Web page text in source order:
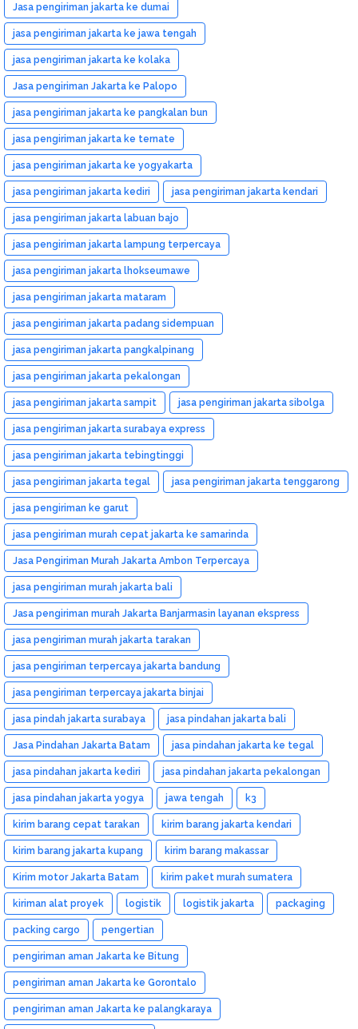
Jasa pengiriman jakarta ke dumai
jasa pengiriman jakarta ke jawa tengah
jasa pengiriman jakarta ke kolaka
Jasa pengiriman Jakarta ke Palopo
jasa pengiriman jakarta ke pangkalan bun
jasa pengiriman jakarta ke ternate
jasa pengiriman jakarta ke yogyakarta
jasa pengiriman jakarta kediri jasa pengiriman jakarta kendari
jasa pengiriman jakarta labuan bajo
jasa pengiriman jakarta lampung terpercaya
jasa pengiriman jakarta lhokseumawe
jasa pengiriman jakarta mataram
jasa pengiriman jakarta padang sidempuan
jasa pengiriman jakarta pangkalpinang
jasa pengiriman jakarta pekalongan
jasa pengiriman jakarta sampit jasa pengiriman jakarta sibolga
jasa pengiriman jakarta surabaya express
jasa pengiriman jakarta tebingtinggi
jasa pengiriman jakarta tegal jasa pengiriman jakarta tenggarong
jasa pengiriman ke garut
jasa pengiriman murah cepat jakarta ke samarinda
Jasa Pengiriman Murah Jakarta Ambon Terpercaya
jasa pengiriman murah jakarta bali
Jasa pengiriman murah Jakarta Banjarmasin layanan ekspress
jasa pengiriman murah jakarta tarakan
jasa pengiriman terpercaya jakarta bandung
jasa pengiriman terpercaya jakarta binjai
jasa pindah jakarta surabaya jasa pindahan jakarta bali
Jasa Pindahan Jakarta Batam jasa pindahan jakarta ke tegal
jasa pindahan jakarta kediri jasa pindahan jakarta pekalongan
jasa pindahan jakarta yogya jawa tengah k3
kirim barang cepat tarakan kirim barang jakarta kendari
kirim barang jakarta kupang kirim barang makassar
Kirim motor Jakarta Batam kirim paket murah sumatera
kiriman alat proyek logistik logistik jakarta packaging
packing cargo pengertian
pengiriman aman Jakarta ke Bitung
pengiriman aman Jakarta ke Gorontalo
pengiriman aman Jakarta ke palangkaraya